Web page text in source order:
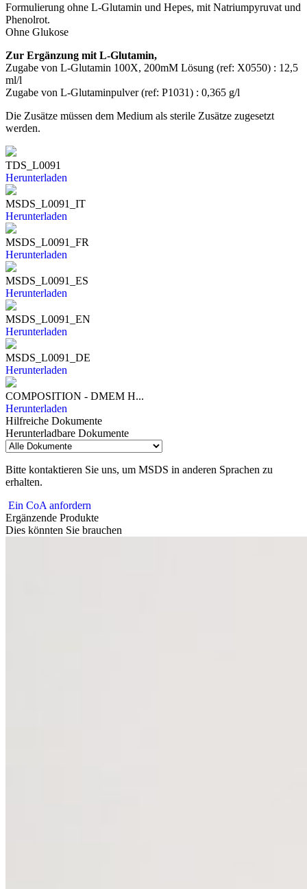
Formulierung ohne L-Glutamin und Hepes, mit Natriumpyruvat und
Phenolrot.
Ohne Glukose
Zur Ergänzung mit L-Glutamin,
Zugabe von L-Glutamin 100X, 200mM Lösung (ref: X0550) : 12,5
ml/l
Zugabe von L-Glutaminpulver (ref: P1031) : 0,365 g/l
Die Zusätze müssen dem Medium als sterile Zusätze zugesetzt
werden.
TDS_L0091
Herunterladen
MSDS_L0091_IT
Herunterladen
MSDS_L0091_FR
Herunterladen
MSDS_L0091_ES
Herunterladen
MSDS_L0091_EN
Herunterladen
MSDS_L0091_DE
Herunterladen
COMPOSITION - DMEM H...
Herunterladen
Hilfreiche Dokumente
Herunterladbare Dokumente
Bitte kontaktieren Sie uns, um MSDS in anderen Sprachen zu
erhalten.
Ein CoA anfordern
Ergänzende Produkte
Dies könnten Sie brauchen